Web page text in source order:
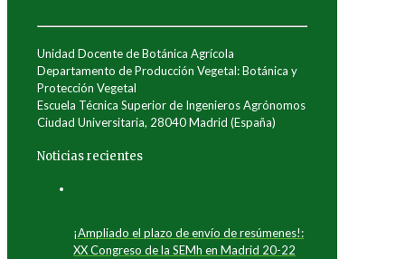
Unidad Docente de Botánica Agrícola
Departamento de Producción Vegetal: Botánica y
Protección Vegetal
Escuela Técnica Superior de Ingenieros Agrónomos
Ciudad Universitaria, 28040 Madrid (España)
Noticias recientes
¡Ampliado el plazo de envío de resúmenes!:
XX Congreso de la SEMh en Madrid 20-22